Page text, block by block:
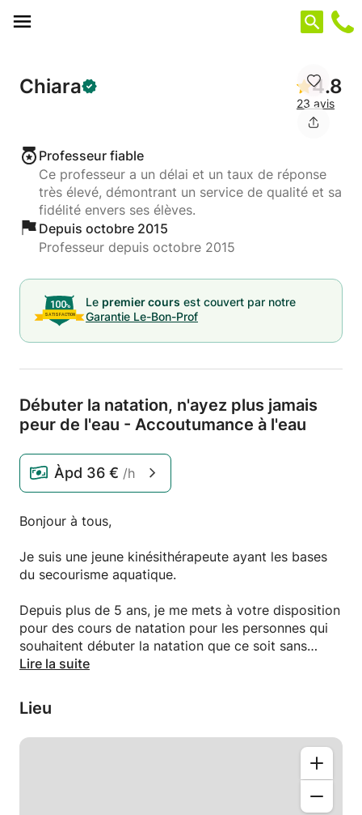
Chiara 4.8
23 avis
Professeur fiable
Ce professeur a un délai et un taux de réponse
très élevé, démontrant un service de qualité et sa
fidélité envers ses élèves.
Depuis octobre 2015
Professeur depuis octobre 2015
Le premier cours est couvert par notre
Garantie Le-Bon-Prof
Débuter la natation, n'ayez plus jamais
peur de l'eau - Accoutumance à l'eau
Àpd 36 € /h
Bonjour à tous,
Je suis une jeune kinésithérapeute ayant les bases
du secourisme aquatique.
Depuis plus de 5 ans, je me mets à votre disposition
pour des cours de natation pour les personnes qui
souhaitent débuter la natation que ce soit sans
phobie ou avec phobie.
Petit à petit, avec psychopédagogie et méthode
nous travaillerons pour vaincre votre phobie et pour
vous permettre de tout d'abord, vous sentir à l'aise
dans l'eau et ensuite, de pouvoir vous déplacer dans
Si vous avez des questions, n'hésitez pas à me
Lire la suite
Lieu